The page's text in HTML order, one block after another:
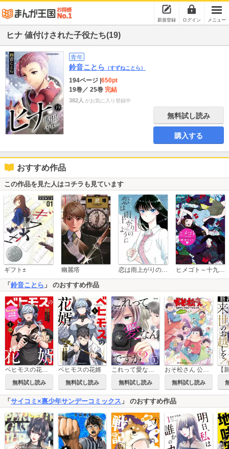
新規登録 ログイン メニュー
ヒナ 値付けされた子役たち(19)
青年
鈴音ことら （すずねことら）
194ページ 650pt
19巻／ 25巻 完結
382人 がお気に入り登録中
無料試し読み
購入する
おすすめ作品
この作品を見た人はコチラも見ています
ギフト± 幽麗塔 恋は雨上がりのように ヒメゴト～十九歳の制服～
「 鈴音ことら 」 のおすすめ作品
ベヒモスの花婿電子限定特装版
無料試し読み
ベヒモスの花婿
無料試し読み
これって愛なんですか？
無料試し読み 無料試し読み
「 サイコミ×裏少年サンデーコミックス 」 のおすすめ作品